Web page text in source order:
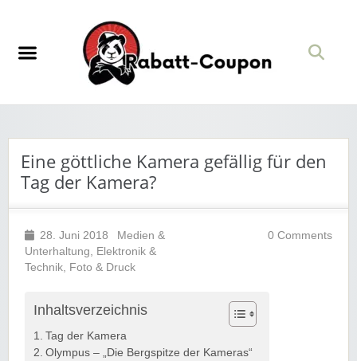
Eine göttliche Kamera gefällig für den
Tag der Kamera?
28. Juni 2018
Medien &
Unterhaltung
Elektronik &
Technik
Foto & Druck
0 Comments
Inhaltsverzeichnis
Tag der Kamera
Olympus – „Die Bergspitze der Kameras“